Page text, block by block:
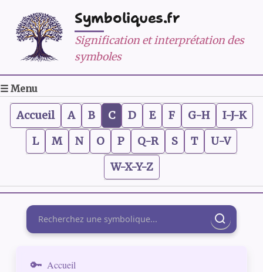
Symboliques.fr
Signification et interprétation des
symboles
☰ Menu
Accueil A B C D E F G-H
I-J-K
L
M N O P Q-R S T
U-V
W-X-Y-Z
Rechercher
Accueil